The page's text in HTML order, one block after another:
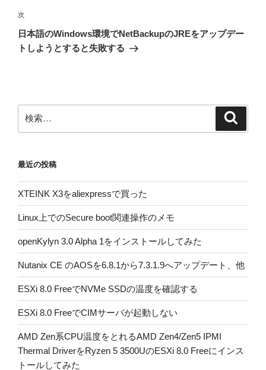
ー
シ
ョ
次
の
投
次
日本語のWindows環境でNetBackupのJREをアップデー
トしようとすると失敗する
索:
最近の投稿
XTEINK X3をaliexpressで買った
Linux上でのSecure boot関連操作のメモ
openKylyn 3.0 Alpha 1をインストールしてみた
Nutanix CE のAOSを6.8.1から7.3.1.9へアップデート、他
ESXi 8.0 FreeでNVMe SSDの温度を確認する
ESXi 8.0 FreeでCIMサーバが起動しない
AMD Zen系CPU温度をとれるAMD Zen4/Zen5 IPMI
Thermal DriverをRyzen 5 3500UのESXi 8.0 Freeにインス
トールしてみた